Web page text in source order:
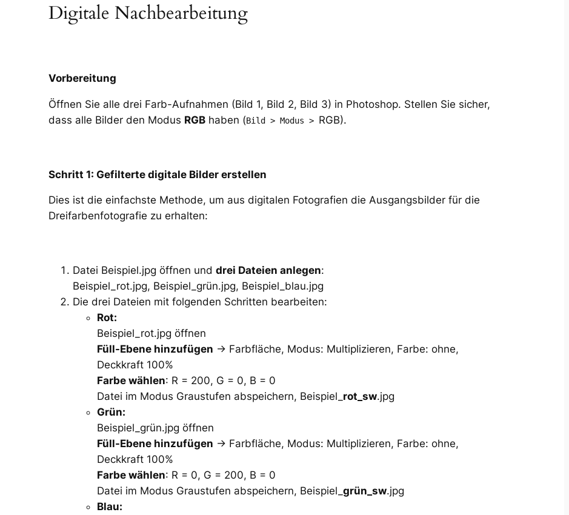
Digitale Nachbearbeitung
Vorbereitung
Öffnen Sie alle drei Farb-Aufnahmen (Bild 1, Bild 2, Bild 3) in Photoshop. Stellen Sie sicher,
dass alle Bilder den Modus RGB haben (Bild > Modus > RGB).
Schritt 1: Gefilterte digitale Bilder erstellen
Dies ist die einfachste Methode, um aus digitalen Fotografien die Ausgangsbilder für die
Dreifarbenfotografie zu erhalten:
Datei Beispiel.jpg öffnen unddrei Dateien anlegen:
Beispiel_rot.jpg, Beispiel_grün.jpg, Beispiel_blau.jpg
Die drei Dateien mit folgenden Schritten bearbeiten:
Rot:
Beispiel_rot.jpg öffnen
Füll-Ebene hinzufügen -> Farbfläche, Modus: Multiplizieren, Farbe: ohne,
Deckkraft 100%
Farbe wählen: R = 200, G = 0, B = 0
Datei im Modus Graustufen abspeichern, Beispiel_ rot_sw.jpg
Grün:
Beispiel_grün.jpg öffnen
Füll-Ebene hinzufügen -> Farbfläche, Modus: Multiplizieren, Farbe: ohne,
Deckkraft 100%
Farbe wählen: R = 0, G = 200, B = 0
Datei im Modus Graustufen abspeichern, Beispiel_grün_sw.jpg
Blau: